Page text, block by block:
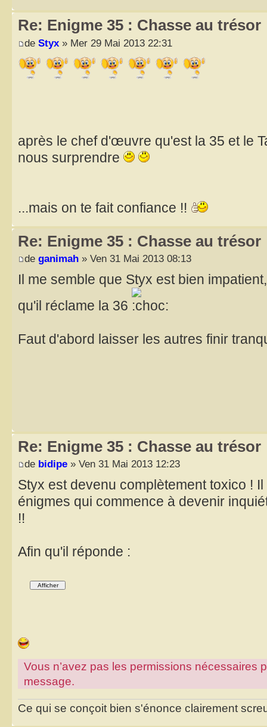
Re: Enigme 35 : Chasse au trésor
de Styx » Mer 29 Mai 2013 22:31
après le chef d'œuvre qu'est la 35 et le
nous surprendre
...mais on te fait confiance !!
Re: Enigme 35 : Chasse au trésor
de ganimah » Ven 31 Mai 2013 08:13
Il me semble que Styx est bien
qu'il réclame la 36
Faut d'abord laisser les autres finir
Re: Enigme 35 : Chasse au trésor
de bidipe » Ven 31 Mai 2013 12:23
Styx est devenu complètement toxico !
énigmes qui commence à devenir
!!
Afin qu'il réponde :
Vous n’avez pas les permissions nécessaires
message.
Ce qui se conçoit bien s'énonce clairement